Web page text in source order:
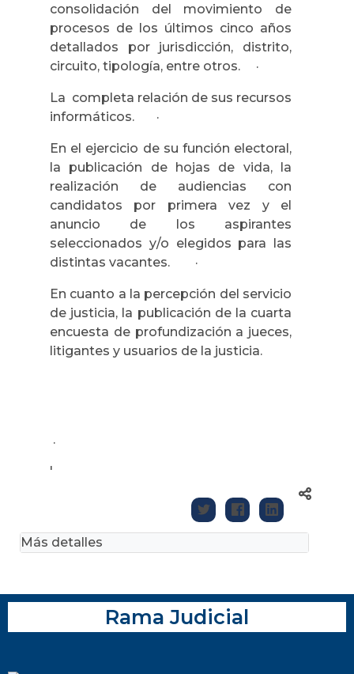
consolidación del movimiento de
procesos de los últimos cinco años
detallados por jurisdicción, distrito,
circuito, tipología, entre otros. ·
La completa relación de sus recursos
informáticos. ·
En el ejercicio de su función electoral,
la publicación de hojas de vida, la
realización de audiencias con
candidatos por primera vez y el
anuncio de los aspirantes
seleccionados y/o elegidos para las
distintas vacantes. ·
En cuanto a la percepción del servicio
de justicia, la publicación de la cuarta
encuesta de profundización a jueces,
litigantes y usuarios de la justicia.
.
'
Más detalles
Rama Judicial